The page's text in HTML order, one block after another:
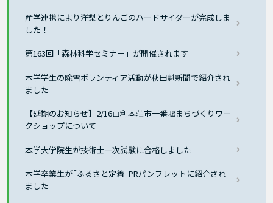
産学連携により洋梨とりんごのハードサイダーが完成しま
した！
第163回「森林科学セミナー」が開催されます
本学学生の除雪ボランティア活動が秋田魁新聞で紹介され
ました
【延期のお知らせ】2/16由利本荘市一番堰まちづくりワー
クショップについて
本学大学院生が技術士一次試験に合格しました
本学卒業生が｢ふるさと定着｣PRパンフレットに紹介され
ました